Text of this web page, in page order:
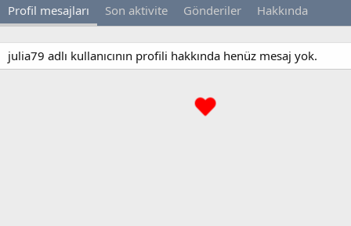
Profil mesajları Son aktivite Gönderiler Hakkında
julia79 adlı kullanıcının profili hakkında henüz mesaj yok.